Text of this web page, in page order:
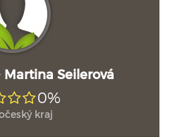
Seilerová
0%
kraj